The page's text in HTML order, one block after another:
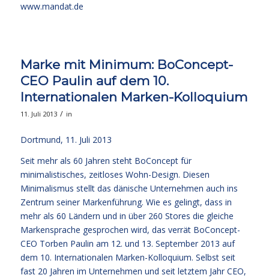
www.mandat.de
Marke mit Minimum: BoConcept-
CEO Paulin auf dem 10.
Internationalen Marken-Kolloquium
11. Juli 2013 / in
Dortmund, 11. Juli 2013
Seit mehr als 60 Jahren steht BoConcept für
minimalistisches, zeitloses Wohn-Design. Diesen
Minimalismus stellt das dänische Unternehmen auch ins
Zentrum seiner Markenführung. Wie es gelingt, dass in
mehr als 60 Ländern und in über 260 Stores die gleiche
Markensprache gesprochen wird, das verrät BoConcept-
CEO Torben Paulin am 12. und 13. September 2013 auf
dem 10. Internationalen Marken-Kolloquium. Selbst seit
fast 20 Jahren im Unternehmen und seit letztem Jahr CEO,